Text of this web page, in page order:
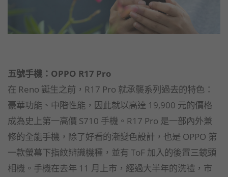
五號手機：OPPO R17 Pro
在 Reno 誕生之前，R17 Pro 就承襲系列過去的特色：
豪華功能、中階性能，因此就以高達 19,900 元的價格
成為史上第一高價 S710 手機。R17 Pro 是一部內外兼
修的全能手機，除了好看的漸變色設計，也是 OPPO 第
一款螢幕下指紋辨識機種，並有 ToF 加入的後置三鏡頭
相機。手機在去年 11 月上市，經過大半年的洗禮，市